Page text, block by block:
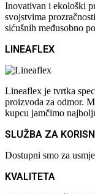
Inovativan i ekološki
svojstvima
sićušnih međusobno
LINEAFLEX
Lineaflex je tvrtka
proizvoda za odmor.
kupcu jamčimo
SLUŽBA ZA
Dostupni smo za
KVALITETA